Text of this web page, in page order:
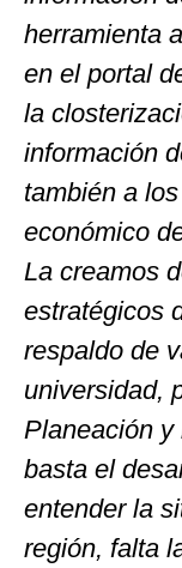
herramienta
en el portal
la
información
también a
económico
La creamos
estratégicos
respaldo de
universidad,
Planeación
basta el
entender la
región, falta